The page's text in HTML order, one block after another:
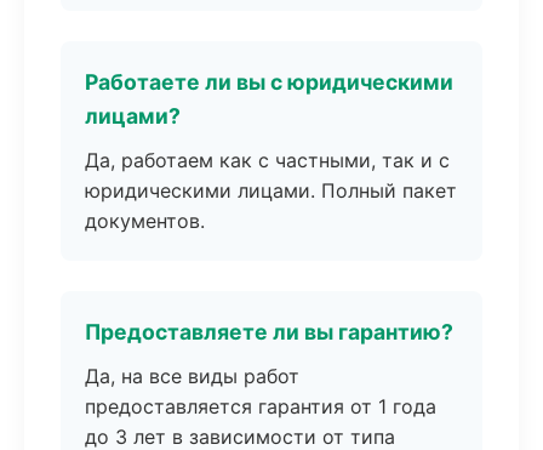
Работаете ли вы с юридическими
лицами?
Да, работаем как с частными, так и с
юридическими лицами. Полный пакет
документов.
Предоставляете ли вы гарантию?
Да, на все виды работ
предоставляется гарантия от 1 года
до 3 лет в зависимости от типа